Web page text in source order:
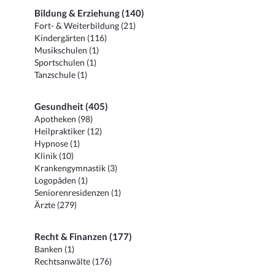
Bildung & Erziehung (140)
Fort- & Weiterbildung (21)
Kindergärten (116)
Musikschulen (1)
Sportschulen (1)
Tanzschule (1)
Gesundheit (405)
Apotheken (98)
Heilpraktiker (12)
Hypnose (1)
Klinik (10)
Krankengymnastik (3)
Logopäden (1)
Seniorenresidenzen (1)
Ärzte (279)
Recht & Finanzen (177)
Banken (1)
Rechtsanwälte (176)